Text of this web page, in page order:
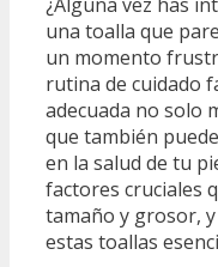
una toalla que
un momento
rutina de cuidado
adecuada no solo
que también
en la salud de tu
factores cruciales
tamaño y grosor,
estas toallas